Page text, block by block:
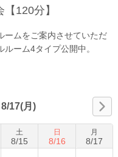
120分】
ームをご案内させていただ
ーム4タイプ公開中。
8/17(月)
土
8/15
日
8/16
月
8/17